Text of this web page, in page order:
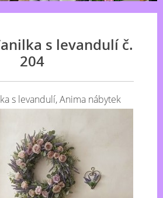
s levandulí č.
204
s levandulí, Anima nábytek